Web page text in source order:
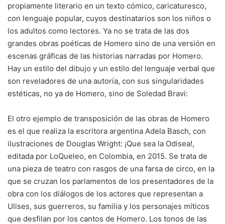
propiamente literario en un texto cómico, caricaturesco,
con lenguaje popular, cuyos destinatarios son los niños o
los adultos como lectores. Ya no se trata de las dos
grandes obras poéticas de Homero sino de una versión en
escenas gráficas de las historias narradas por Homero.
Hay un estilo del dibujo y un estilo del lenguaje verbal que
son reveladores de una autoría, con sus singularidades
estéticas, no ya de Homero, sino de Soledad Bravi:
El otro ejemplo de transposición de las obras de Homero
es el que realiza la escritora argentina Adela Basch, con
ilustraciones de Douglas Wright: ¡Que sea la Odisea!,
editada por LoQueleo, en Colombia, en 2015. Se trata de
una pieza de teatro con rasgos de una farsa de circo, en la
que se cruzan los parlamentos de los presentadores de la
obra con los diálogos de los actores que representan a
Ulises, sus guerreros, su familia y los personajes míticos
que desfilan por los cantos de Homero. Los tonos de las